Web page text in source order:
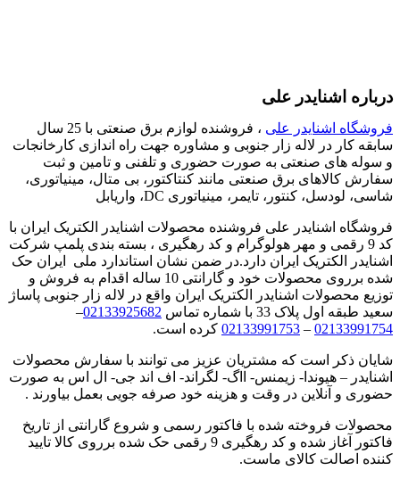
درباره اشنایدر علی
فروشگاه اشنایدر علی
، فروشنده لوازم برق صنعتی با 25 سال
سابقه کار در لاله زار جنوبی و مشاوره جهت راه اندازی کارخانجات
و سوله های صنعتی به صورت حضوری و تلفنی و تامین و ثبت
سفارش کالاهای برق صنعتی مانند کنتاکتور، بی متال، مینیاتوری،
شاسی، لودسل، کنتور، تایمر، مینیاتوری DC، واریابل
فروشگاه اشنایدر علی فروشنده محصولات اشنایدر الکتریک ایران با
کد 9 رقمی و مهر هولوگرام و کد رهگیری ، بسته بندی پلمپ شرکت
اشنایدر الکتریک ایران دارد.در ضمن نشان استاندارد ملی ایران حک
شده برروی محصولات خود و گارانتی 10 ساله اقدام به فروش و
توزیع محصولات اشنایدر الکتریک ایران واقع در لاله زار جنوبی پاساژ
سعید طبقه اول پلاک 33 با شماره تماس
02133925682
–
02133991754
–
02133991753 کرده است.
شایان ذکر است که مشتریان عزیز می توانند با سفارش محصولات
اشنایدر – هیوندا- زیمنس- ااگ- لگراند- اف اند جی- ال اس به صورت
حضوری و آنلاین در وقت و هزینه خود صرفه جویی بعمل بیاورند .
محصولات فروخته شده با فاکتور رسمی و شروع گارانتی از تاریخ
فاکتور آغاز شده و کد رهگیری 9 رقمی حک شده برروی کالا تایید
کننده اصالت کالای ماست.